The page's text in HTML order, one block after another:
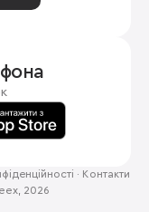
· Контакти
2026